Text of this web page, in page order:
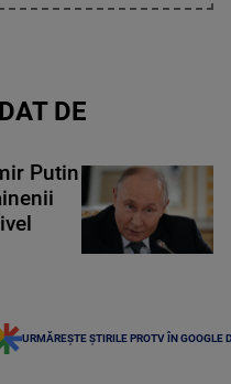
DE
Putin
URMĂREȘTE ȘTIRILE PROTV ÎN GOOGLE